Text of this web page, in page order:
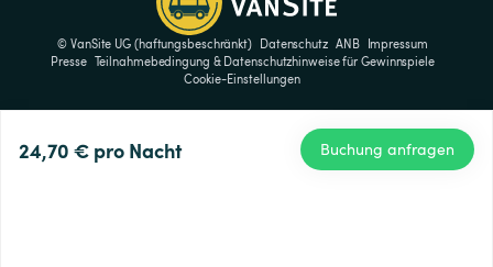
24,70 € pro Nacht Buchung anfragen
© VanSite UG (haftungsbeschränkt) Datenschutz ANB
Impressum
Presse Teilnahmebedingung & Datenschutzhinweise für Gewinnspiele
Cookie-Einstellungen